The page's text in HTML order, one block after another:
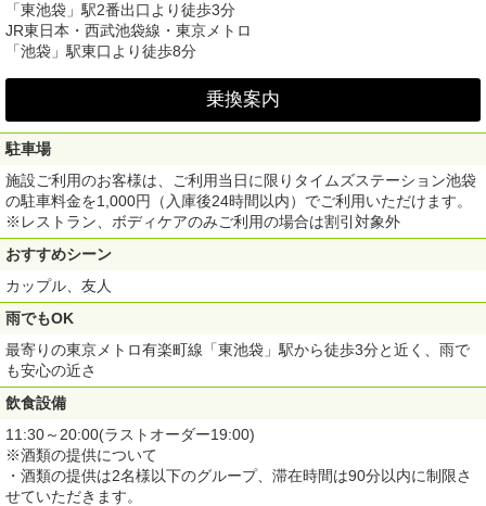
「東池袋」駅2番出口より徒歩3分
JR東日本・西武池袋線・東京メトロ
「池袋」駅東口より徒歩8分
乗換案内
駐車場
施設ご利用のお客様は、ご利用当日に限りタイムズステーション池袋
の駐車料金を1,000円（入庫後24時間以内）でご利用いただけます。
※レストラン、ボディケアのみご利用の場合は割引対象外
おすすめシーン
カップル、友人
雨でもOK
最寄りの東京メトロ有楽町線「東池袋」駅から徒歩3分と近く、雨で
も安心の近さ
飲食設備
11:30～20:00(ラストオーダー19:00)
※酒類の提供について
・酒類の提供は2名様以下のグループ、滞在時間は90分以内に制限さ
せていただきます。